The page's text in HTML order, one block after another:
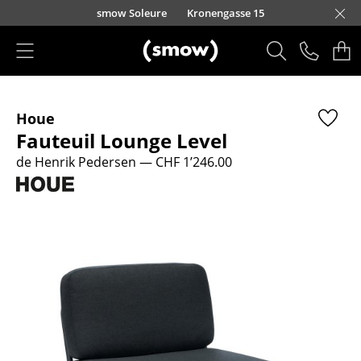
Accéder directement au contenu
smow Soleure Kronengasse 15
Sièges
Chaises de cuisine & salle à manger
Canapés
Chaises
Chaises cantilever
Chaises et Tabourets de bar
Houe
Fauteuil Lounge Level
de Henrik Pedersen — CHF 1’246.00